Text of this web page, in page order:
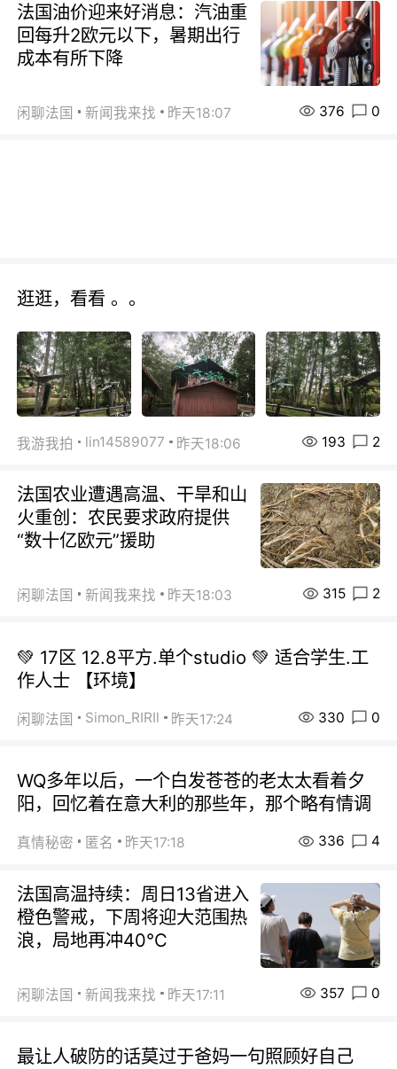
法国油价迎来好消息：汽油重
回每升2欧元以下，暑期出行
成本有所下降
闲聊法国 新闻我来找 昨天18:07 376 0
逛逛，看看 。。
我游我拍 lin14589077 昨天18:06 193 2
法国农业遭遇高温、干旱和山
火重创：农民要求政府提供
“数十亿欧元”援助
闲聊法国 新闻我来找 昨天18:03 315 2
💚 17区 12.8平方.单个studio 💚 适合学生.工
作人士 【环境】
闲聊法国 Simon_RIRIl 昨天17:24 330 0
WQ多年以后，一个白发苍苍的老太太看着夕
阳，回忆着在意大利的那些年，那个略有情调
真情秘密 匿名 昨天17:18 336 4
法国高温持续：周日13省进入
橙色警戒，下周将迎大范围热
浪，局地再冲40℃
闲聊法国 新闻我来找 昨天17:11 357 0
最让人破防的话莫过于爸妈一句照顾好自己